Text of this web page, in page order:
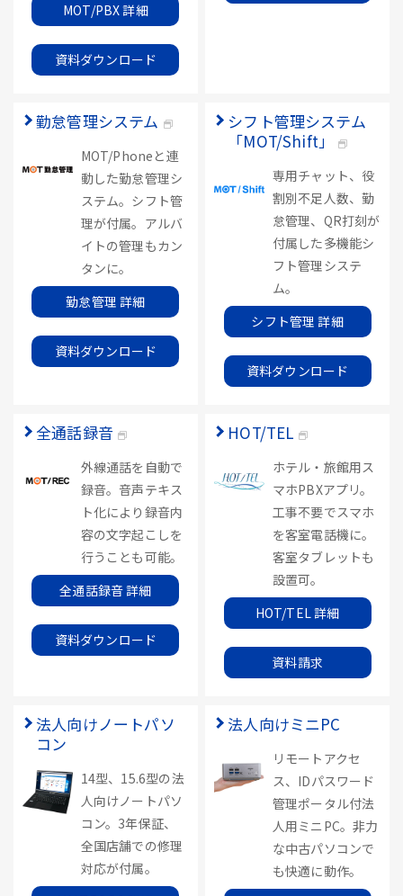
MOT/PBX 詳細
資料ダウンロード
勤怠管理システム
MOT/Phoneと連
動した勤怠管理シ
ステム。シフト管
理が付属。アルバ
イトの管理もカン
タンに。
勤怠管理 詳細
資料ダウンロード
シフト管理システム
「MOT/Shift」
専用チャット、役
割別不足人数、勤
怠管理、QR打刻が
付属した多機能シ
フト管理システ
ム。
シフト管理 詳細
資料ダウンロード
全通話録音
外線通話を自動で
録音。音声テキス
ト化により録音内
容の文字起こしを
行うことも可能。
全通話録音 詳細
資料ダウンロード
HOT/TEL
ホテル・旅館用ス
マホPBXアプリ。
工事不要でスマホ
を客室電話機に。
客室タブレットも
設置可。
HOT/TEL 詳細
資料請求
法人向けノートパソ
コン
14型、15.6型の法
人向けノートパソ
コン。3年保証、
全国店舗での修理
対応が付属。
法人向けミニPC
リモートアクセ
ス、IDパスワード
管理ポータル付法
人用ミニPC。非力
な中古パソコンで
も快適に動作。